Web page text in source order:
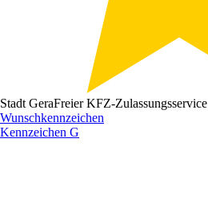
Stadt GeraFreier KFZ-Zulassungsservice
Wunschkennzeichen
Kennzeichen G